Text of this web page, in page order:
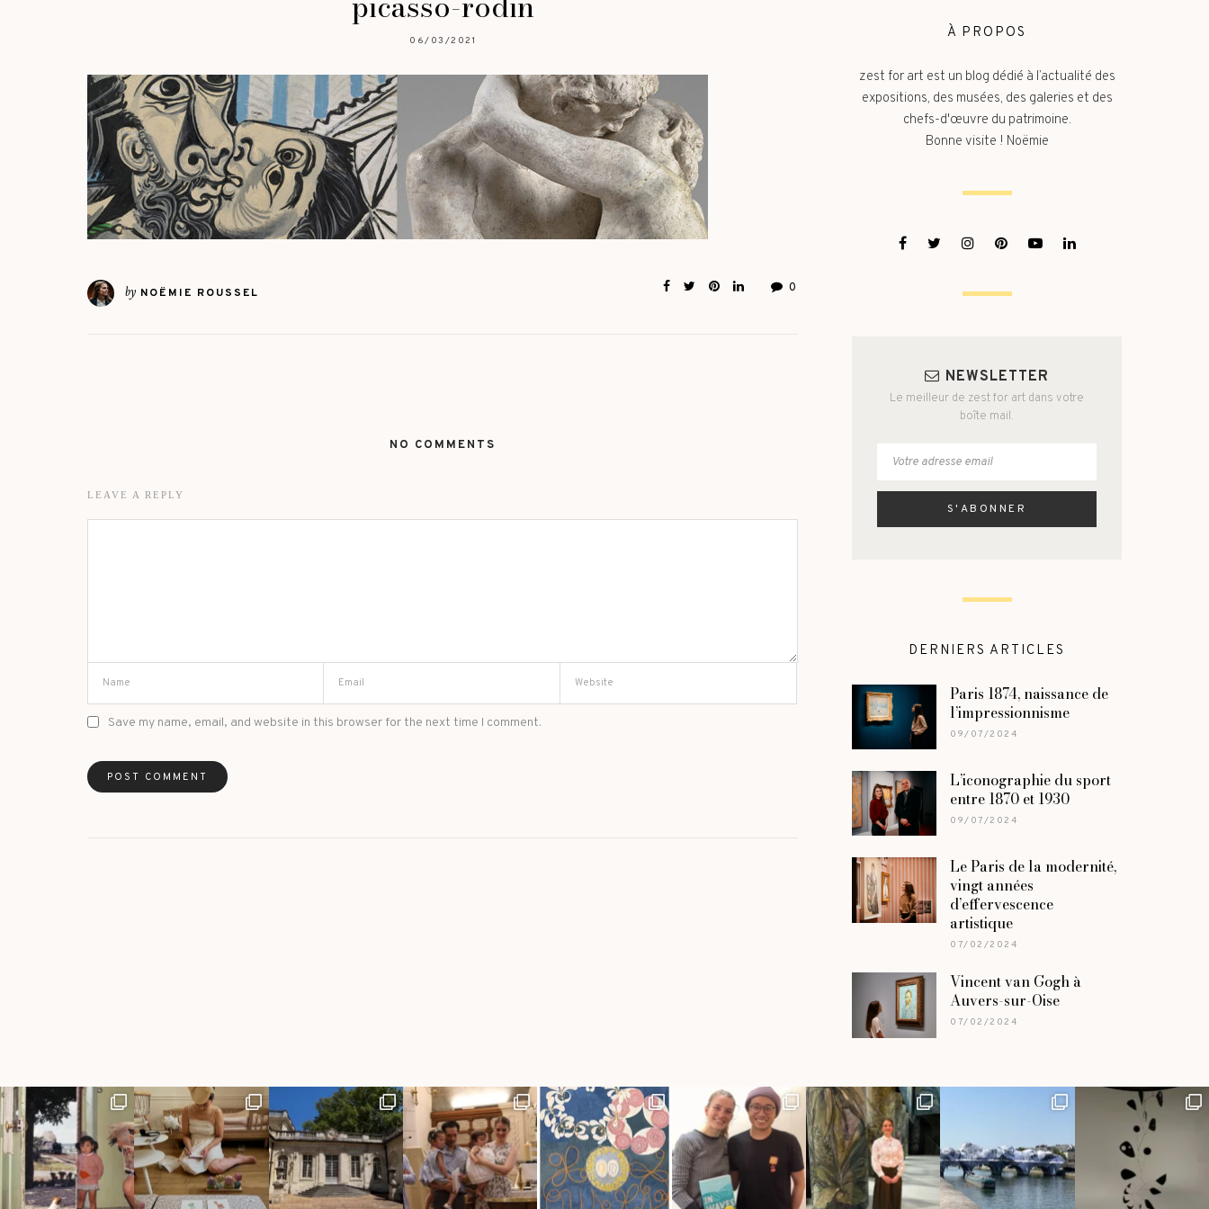
06/03/2021
by NOËMIE ROUSSEL 0
NO COMMENTS
LEAVE A REPLY
Save my name, email, and website in this browser for the next time I comment.
À PROPOS
zest for art est un blog dédié à l’actualité des
expositions, des musées, des galeries et des
chefs-d'œuvre du patrimoine.
Bonne visite ! Noëmie
NEWSLETTER
Le meilleur de zest for art dans votre
boîte mail.
DERNIERS ARTICLES
Paris 1874, naissance de
l’impressionnisme
09/07/2024
L’iconographie du sport
entre 1870 et 1930
09/07/2024
Le Paris de la modernité,
vingt années
d’effervescence
artistique
07/02/2024
Vincent van Gogh à
Auvers-sur-Oise
07/02/2024